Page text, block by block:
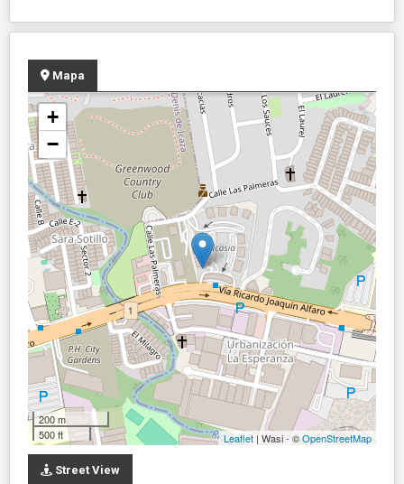
Mapa
+
−
200 m
500 ft
Leaflet | Wasi - ©OpenStreetMap
Street View